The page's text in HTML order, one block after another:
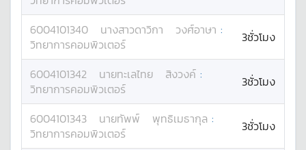
6004101340 นางสาวดาวิกา วงศ์อาษา :
วิทยาการคอมพิวเตอร์
3ชั่วโมง
6004101342 นายทะเลไทย สิงวงค์ :
วิทยาการคอมพิวเตอร์
3ชั่วโมง
6004101343 นายทัพพ์ พุทธิเมธากุล :
วิทยาการคอมพิวเตอร์
3ชั่วโมง